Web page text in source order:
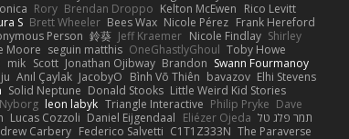
Rory Brendan Droppo Kelton McEwen Rico Levitt
S Brett Wheeler Bees Wax Nicole Pérez Frank Hereford
Person 鈴葵 Jeff Kraemer Nicole Findlay Shirley
Moore seguin matthis OneGhastlyGhoul Toby Howe
mik Scott Jonathan Ojibway Brandon Swann Fourmanoy
Anıl Çaylak JacobyO Bình Võ Thiên bavazov Elhi Stevens
Solid Neptune Donald Stooks Little Weird Kid Stories
leon labyk Triangle Interactive Philip Pryke Dave
Lucas Cozzoli Daniel Eijgendaal Eliézer Ojeda תמר פלג טל
Carbery Federico Salvetti C1T1Z333N The Paraverse